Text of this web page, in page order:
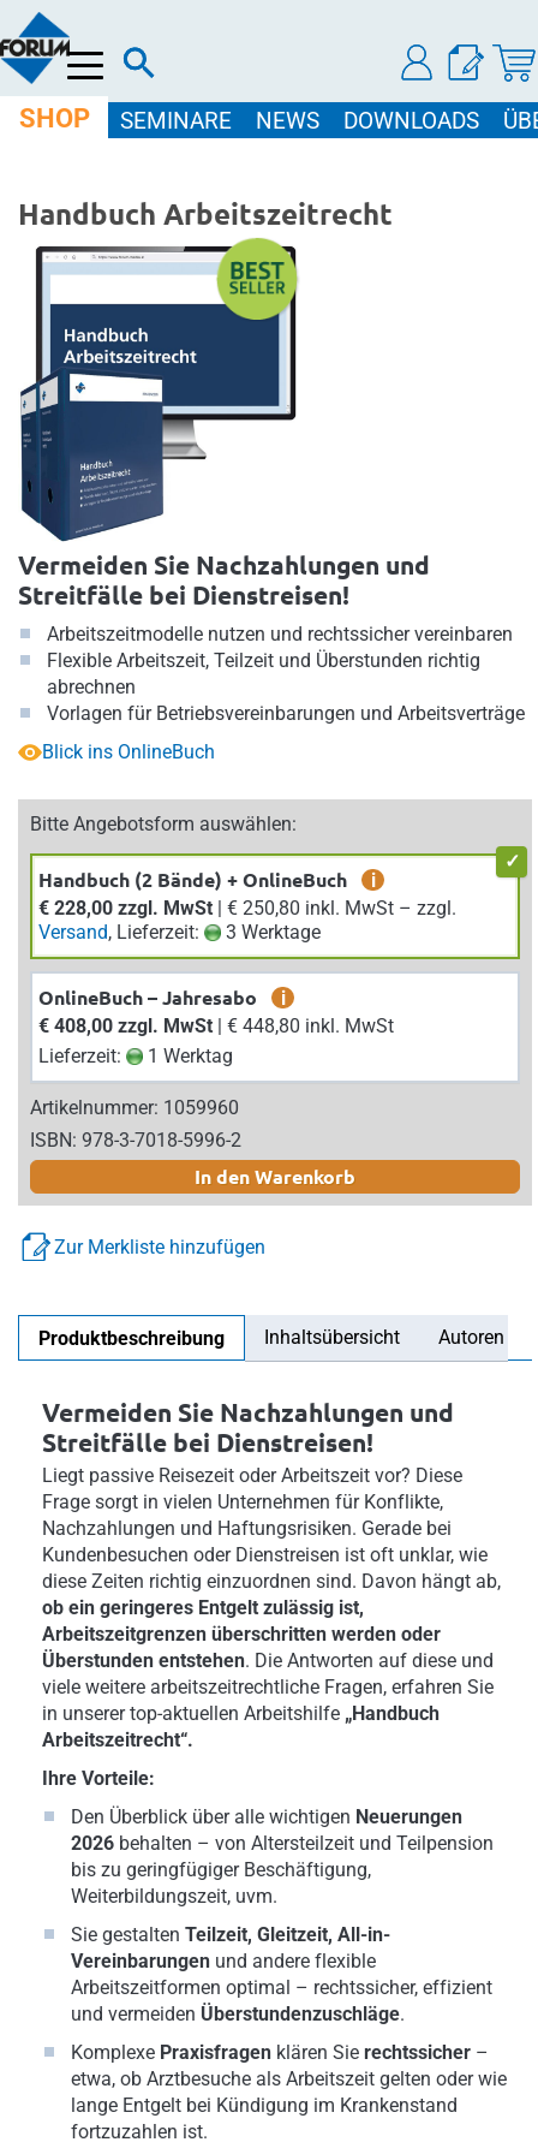
Menü
SHOP SEMINARE NEWS DOWNLOADS
Handbuch Arbeitszeitrecht
Vermeiden Sie Nachzahlungen und
Streitfälle bei Dienstreisen!
Arbeitszeitmodelle nutzen und rechtssicher vereinbaren
Flexible Arbeitszeit, Teilzeit und Überstunden richtig
abrechnen
Vorlagen für Betriebsvereinbarungen und Arbeitsverträge
Blick ins OnlineBuch
Bitte Angebotsform auswählen:
Handbuch (2 Bände) + OnlineBuch
i
€ 228,00 zzgl. MwSt
| € 250,80 inkl. MwSt – zzgl.
Versand, Lieferzeit: 3 Werktage
OnlineBuch – Jahresabo
i
€ 408,00 zzgl. MwSt
| € 448,80 inkl. MwSt
Lieferzeit:
1 Werktag
Artikelnummer: 1059960
ISBN: 978-3-7018-5996-2
In den Warenkorb
Zur Merkliste hinzufügen
Produktbeschreibung Inhaltsübersicht Autoren
Vermeiden Sie Nachzahlungen und
Streitfälle bei Dienstreisen!
Liegt passive Reisezeit oder Arbeitszeit vor? Diese
Frage sorgt in vielen Unternehmen für Konflikte,
Nachzahlungen und Haftungsrisiken. Gerade bei
Kundenbesuchen oder Dienstreisen ist oft unklar, wie
diese Zeiten richtig einzuordnen sind. Davon hängt ab,
ob ein geringeres Entgelt zulässig ist,
Arbeitszeitgrenzen überschritten werden oder
Überstunden entstehen. Die Antworten auf diese und
viele weitere arbeitszeitrechtliche Fragen, erfahren Sie
in unserer top-aktuellen Arbeitshilfe „Handbuch
Arbeitszeitrecht“.
Ihre Vorteile:
Den Überblick über alle wichtigen Neuerungen
2026 behalten – von Altersteilzeit und Teilpension
bis zu geringfügiger Beschäftigung,
Weiterbildungszeit, uvm.
Sie gestalten Teilzeit, Gleitzeit, All-in-
Vereinbarungen und andere flexible
Arbeitszeitformen optimal – rechtssicher, effizient
und vermeiden Überstundenzuschläge.
Komplexe Praxisfragen klären Sie rechtssicher –
etwa, ob Arztbesuche als Arbeitszeit gelten oder wie
lange Entgelt bei Kündigung im Krankenstand
fortzuzahlen ist.